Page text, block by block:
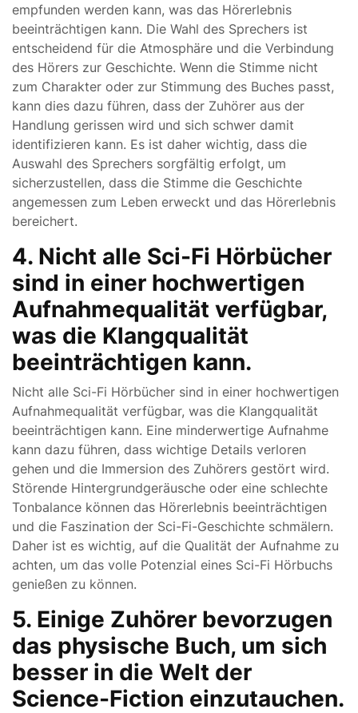
empfunden werden kann, was das Hörerlebnis
beeinträchtigen kann. Die Wahl des Sprechers ist
entscheidend für die Atmosphäre und die Verbindung
des Hörers zur Geschichte. Wenn die Stimme nicht
zum Charakter oder zur Stimmung des Buches passt,
kann dies dazu führen, dass der Zuhörer aus der
Handlung gerissen wird und sich schwer damit
identifizieren kann. Es ist daher wichtig, dass die
Auswahl des Sprechers sorgfältig erfolgt, um
sicherzustellen, dass die Stimme die Geschichte
angemessen zum Leben erweckt und das Hörerlebnis
bereichert.
4. Nicht alle Sci-Fi Hörbücher
sind in einer hochwertigen
Aufnahmequalität verfügbar,
was die Klangqualität
beeinträchtigen kann.
Nicht alle Sci-Fi Hörbücher sind in einer hochwertigen
Aufnahmequalität verfügbar, was die Klangqualität
beeinträchtigen kann. Eine minderwertige Aufnahme
kann dazu führen, dass wichtige Details verloren
gehen und die Immersion des Zuhörers gestört wird.
Störende Hintergrundgeräusche oder eine schlechte
Tonbalance können das Hörerlebnis beeinträchtigen
und die Faszination der Sci-Fi-Geschichte schmälern.
Daher ist es wichtig, auf die Qualität der Aufnahme zu
achten, um das volle Potenzial eines Sci-Fi Hörbuchs
genießen zu können.
5. Einige Zuhörer bevorzugen
das physische Buch, um sich
besser in die Welt der
Science-Fiction einzutauchen.